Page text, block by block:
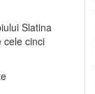
Slatina
cele cinci